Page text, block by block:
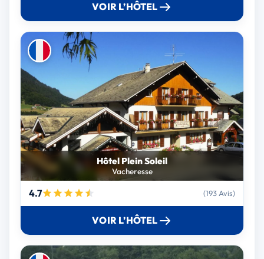
VOIR L’HÔTEL
Hôtel Plein Soleil
Vacheresse
4.7 (193 Avis)
VOIR L’HÔTEL